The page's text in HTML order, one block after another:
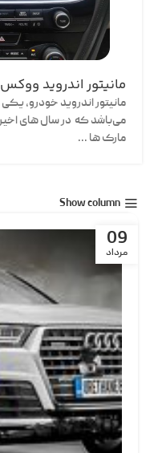
مانیتور اندروید
مانیتور اندروید خودرو،
می‌­باشد که در سال های
مارک­ ها ...
Show column
09
مرداد